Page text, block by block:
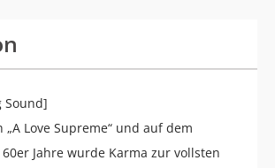
Sound]
„A Love Supreme“ und auf dem
Jahre wurde Karma zur vollsten